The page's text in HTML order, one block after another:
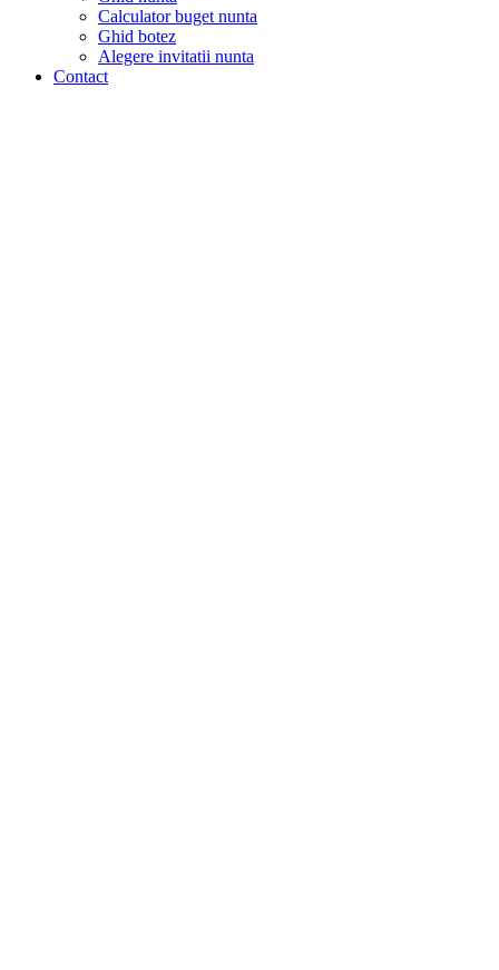
Calculator buget nunta
Ghid botez
Alegere invitatii nunta
Contact